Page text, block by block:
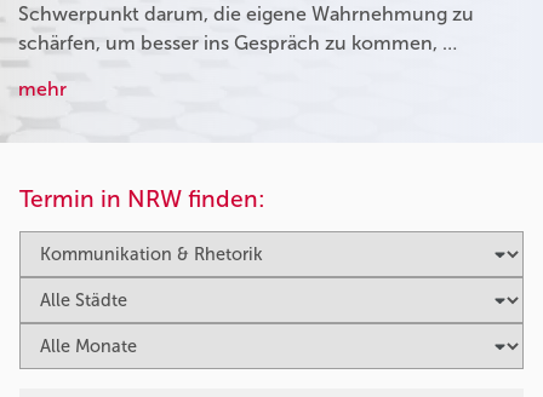
Schwerpunkt darum, die eigene Wahrnehmung zu
schärfen, um besser ins Gespräch zu kommen, …
mehr
Termin in NRW finden: